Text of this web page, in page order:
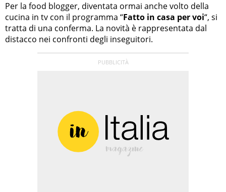
Per la food blogger, diventata ormai anche volto della
cucina in tv con il programma “Fatto in casa per voi“, si
tratta di una conferma. La novità è rappresentata dal
distacco nei confronti degli inseguitori.